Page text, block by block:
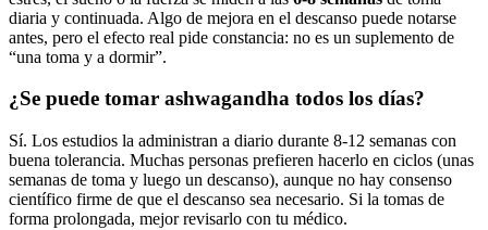
diaria y continuada. Algo de mejora en el descanso puede notarse
antes, pero el efecto real pide constancia: no es un suplemento de
“una toma y a dormir”.
¿Se puede tomar ashwagandha todos los días?
Sí. Los estudios la administran a diario durante 8-12 semanas con
buena tolerancia. Muchas personas prefieren hacerlo en ciclos (unas
semanas de toma y luego un descanso), aunque no hay consenso
científico firme de que el descanso sea necesario. Si la tomas de
forma prolongada, mejor revisarlo con tu médico.